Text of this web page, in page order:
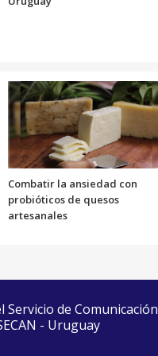
Combatir la ansiedad con
probióticos de quesos
artesanales
de Comunicación
- Uruguay